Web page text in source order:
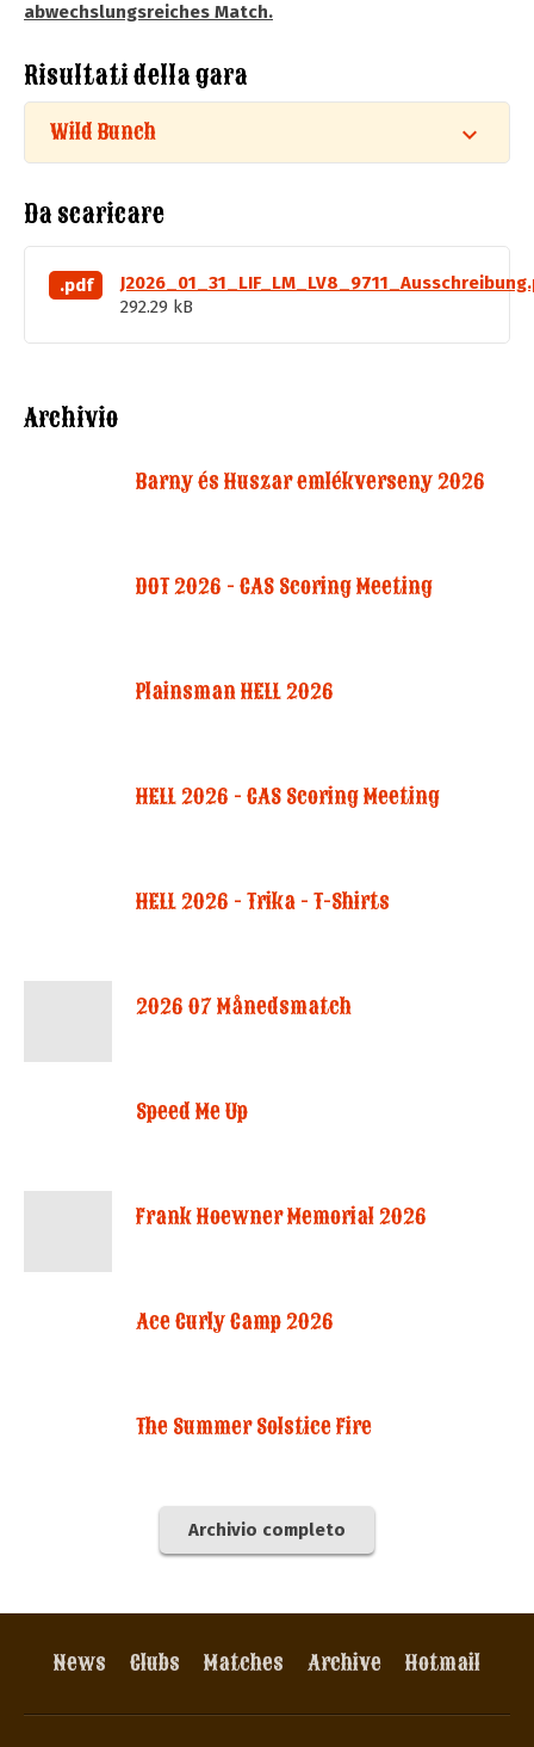
abwechslungsreiches Match.
Risultati della gara
Wild Bunch
Da scaricare
.pdf
292.29 kB
Archivio
Barny és Huszar emlékverseny 2026
DOT 2026 - CAS Scoring Meeting
Plainsman HELL 2026
HELL 2026 - CAS Scoring Meeting
HELL 2026 - Trika - T-Shirts
2026 07 Månedsmatch
Speed Me Up
Frank Hoewner Memorial 2026
Ace Curly Camp 2026
The Summer Solstice Fire
Archivio completo
News Clubs Matches Archive Hotmail